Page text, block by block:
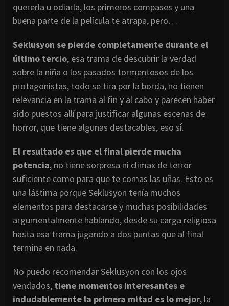
quererla u odiarla, los primeros compases y una
buena parte de la película te atrapa, pero…
Seklusyon se pierde completamente durante el
último tercio, esa trama de descubrir la verdad
sobre la niña o los pasados tormentosos de los
protagonistas, todo se tira por la borda, no tienen
relevancia en la trama al fin y al cabo y parecen haber
sido puestos allí para justificar algunas escenas de
horror, que tiene algunas destacables, eso sí.
El resultado es que el final pierde mucha
potencia, no tiene sorpresa ni climax de terror
suficiente como para que te comas las uñas. Esto es
una lástima porque Seklusyon tenía muchos
elementos para destacarse y muchas posibilidades
argumentalmente hablando, desde su carga religiosa
hasta esa trama jugando a dos puntas que al final
termina en nada.
No puedo recomendar Seklusyon con los ojos
vendados, tiene momentos interesantes e
indudablemente la primera mitad es lo mejor, la